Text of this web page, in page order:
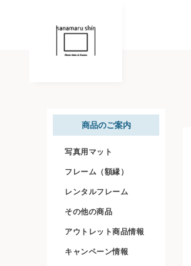
商品のご案内
写真用マット
フレーム（額縁）
レンタルフレーム
その他の商品
アウトレット商品情報
キャンペーン情報